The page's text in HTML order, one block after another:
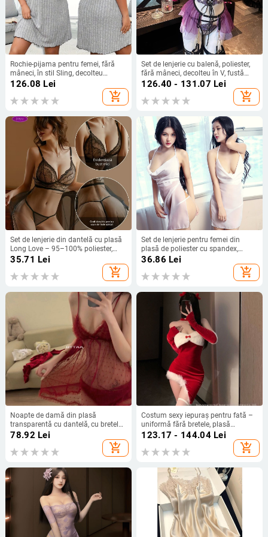
Rochie-pijama pentru femei, fără
mâneci, în stil Sling, decolteu
rotund, fustă scurtă, poliester,
respirabilă și confortabilă pentru
acasă sau purtat în exterior.
126.08 Lei
add_shopping_cart
Set de lenjerie cu balenă, poliester,
fără mâneci, decolteu în V, fustă
mini — confortabil pentru ședințe
126.40 - 131.07 Lei
add_shopping_cart
Set de lenjerie din dantelă cu plasă
Long Love – 95–100% poliester,
181–200 g/m², Lansare primăvara
35.71 Lei
add_shopping_cart
Set de lenjerie pentru femei din
plasă de poliester cu spandex,
conținut de țesătură 80–90%,
36.86 Lei
add_shopping_cart
Noapte de damă din plasă
transparentă cu dantelă, cu bretele
pentru ciorapi
78.92 Lei
add_shopping_cart
Costum sexy iepuraș pentru fată –
uniformă fără bretele, plasă
transparentă, nailon ultra-subțire,
123.17 - 144.04Lei
add_shopping_cart